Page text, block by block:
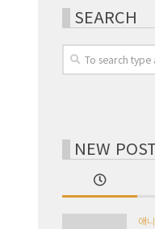
SEARCH
NEW
애니